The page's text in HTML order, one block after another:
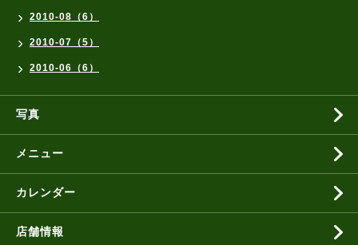
2010-08（6）
2010-07（5）
2010-06（6）
写真
メニュー
カレンダー
店舗情報